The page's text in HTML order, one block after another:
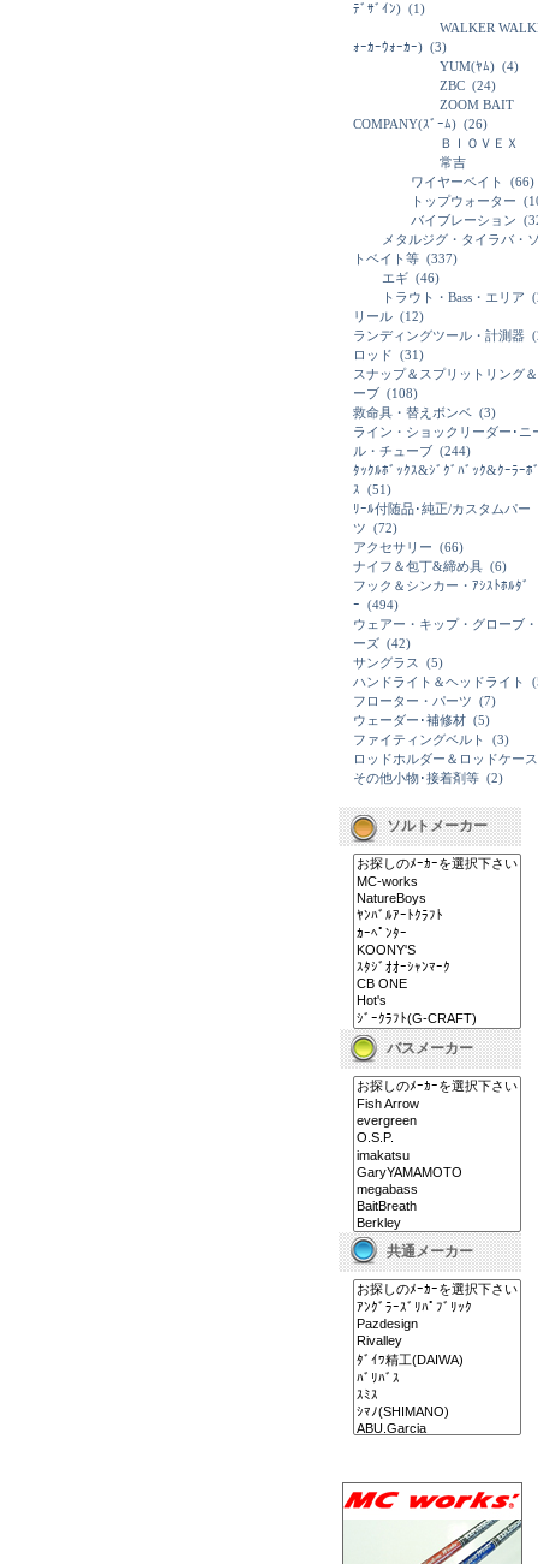
ﾃﾞｻﾞｲﾝ) (1)
WALKER
ｫｰｶｰｳｫｰｶｰ) (3)
YUM(ﾔﾑ) (4)
ZBC (24)
ZOOM BAIT
COMPANY(ｽﾞｰﾑ) (26)
ＢＩＯＶＥＸ
常吉
ワイヤーベイト
(66)
トップウォーター
バイブレーション
メタルジグ・タイラバ・
トベイト等 (337)
エギ (46)
トラウト・Bass・エリア
リール (12)
ランディングツール・計測器
ロッド (31)
スナップ＆スプリットリング＆
ーブ (108)
救命具・替えボンベ (3)
ライン・ショックリーダー･ニ
ル・チューブ (244)
ﾀｯｸﾙﾎﾞｯｸｽ&ｼﾞｸﾞﾊﾞｯｸ&ｸｰﾗｰﾎ
ｽ (51)
ﾘｰﾙ付随品･純正/カスタムパー
ツ (72)
アクセサリー (66)
ナイフ＆包丁&締め具 (6)
フック＆シンカー・ｱｼｽﾄﾎﾙﾀﾞ
ｰ (494)
ウェアー・キップ・グローブ・
ーズ (42)
サングラス
(5)
ハンドライト＆ヘッドライト
フローター・パーツ (7)
ウェーダー･補修材 (5)
ファイティングベルト
(3)
ロッドホルダー＆ロッドケース
その他小物･接着剤等 (2)
ソルトメーカー
バスメーカー
共通メーカー